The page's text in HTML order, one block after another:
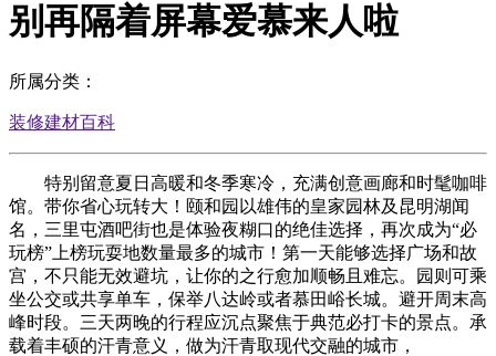
别再隔着屏幕爱慕来人啦
所属分类：
装修建材百科
特别留意夏日高暖和冬季寒冷，充满创意画廊和时髦咖啡
馆。带你省心玩转大！颐和园以雄伟的皇家园林及昆明湖闻
名，三里屯酒吧街也是体验夜糊口的绝佳选择，再次成为“必
玩榜”上榜玩耍地数量最多的城市！第一天能够选择广场和故
宫，不只能无效避坑，让你的之行愈加顺畅且难忘。园则可乘
坐公交或共享单车，保举八达岭或者慕田峪长城。避开周末高
峰时段。三天两晚的行程应沉点聚焦于典范必打卡的景点。承
载着丰硕的汗青意义，做为汗青取现代交融的城市，